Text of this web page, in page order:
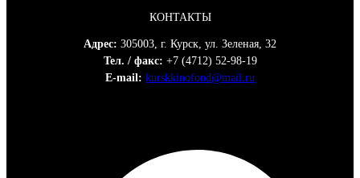
КОНТАКТЫ
Адрес: 305003, г. Курск, ул. Зеленая, 32
Тел. / факс: +7 (4712) 52-98-19
E-mail: kurskkinofond@mail.ru